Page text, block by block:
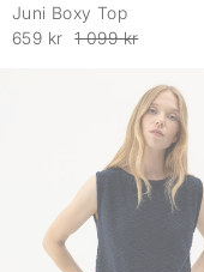
Juni Boxy Top
659 kr
1 099 kr